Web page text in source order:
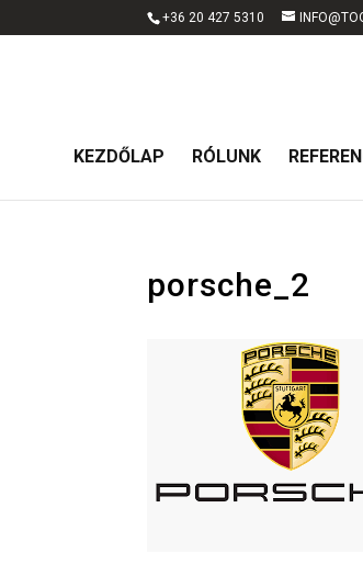
+36 20 427 5310
KEZDŐLAP RÓLUNK
porsche_2